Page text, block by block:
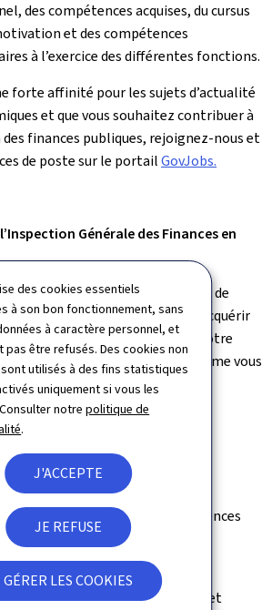
des cookies essentiels
à son bon fonctionnement, sans
à caractère personnel, et
pas être refusés. Des cookies non
utilisés à des fins statistiques
uniquement si vous les
notrepolitique de
.
J'ACCEPTE
JE REFUSE
GÉRER LES COOKIES
des compétences acquises, du cursus
et des compétences
à l’exercice des différentes fonctions.
forte affinité pour les sujets d’actualité
et que vous souhaitez contribuer à
finances publiques, rejoignez-nous et
de poste sur le portailGovJobs.
Générale des Finances en
et passionné(e) par les missions de
des Finances ? Souhaitez-vous acquérir
et enrichissante au sein de notre
recherchons des talents comme vous
année de Bachelor ou en
: économie, droit, finance, sciences
mathématiques financières,
des données ou statistiques
capacités analytiques et